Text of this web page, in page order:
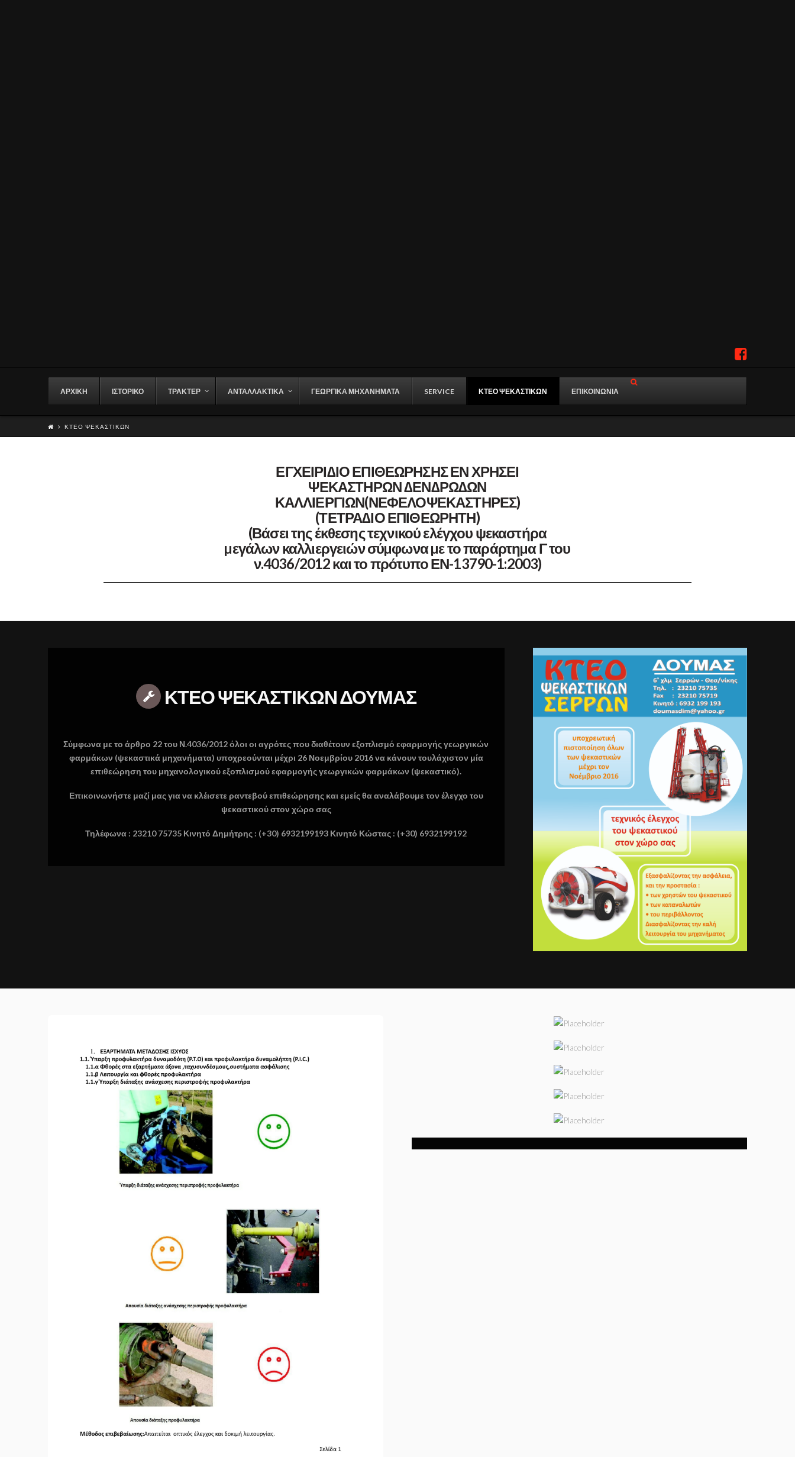
ΑΡΧΙΚΗ ΙΣΤΟΡΙΚΟ ΤΡΑΚΤΕΡ ΑΝΤΑΛΛΑΚΤΙΚΑ ΓΕΩΡΓΙΚΑ ΜΗΧΑΝΗΜΑΤΑ SERVICE ΚΤΕΟ ΨΕΚΑΣΤΙΚΩΝ ΕΠΙΚΟΙΝΩΝΙΑ
ΚΤΕΟ ΨΕΚΑΣΤΙΚΩΝ
ΕΓΧΕΙΡΙ∆ΙΟ ΕΠΙΘΕΩΡΗΣΗΣ ΕΝ ΧΡΗΣΕΙ
ΨΕΚΑΣΤΗΡΩΝ ∆ΕΝ∆ΡΩ∆ΩΝ
ΚΑΛΛΙΕΡΓΙΩΝ(ΝΕΦΕΛΟΨΕΚΑΣΤΗΡΕΣ)
(ΤΕΤΡΑ∆ΙΟ ΕΠΙΘΕΩΡΗΤΗ)
(Βάσει της έκθεσης τεχνικού ελέγχου ψεκαστήρα
µεγάλων καλλιεργειών σύµφωνα µε το παράρτηµα Γ του
ν.4036/2012 και το πρότυπο ΕΝ-13790-1:2003)
ΚΤΕΟ ΨΕΚΑΣΤΙΚΩΝ ΔΟΥΜΑΣ
Σύμφωνα με το άρθρο 22 του Ν.4036/2012 όλοι οι αγρότες που διαθέτουν εξοπλισμό εφαρμογής γεωργικών
φαρμάκων (ψεκαστικά μηχανήματα) υποχρεούνται μέχρι 26 Νοεμβρίου 2016 να κάνουν τουλάχιστον μία
επιθεώρηση του μηχανολογικού εξοπλισμού εφαρμογής γεωργικών φαρμάκων (ψεκαστικό).
Επικοινωνήστε μαζί μας για να κλέισετε ραντεβού επιθεώρησης και εμείς θα αναλάβουμε τον έλεγχο του
ψεκαστικού στον χώρο σας
Τηλέφωνα : 23210 75735 Κινητό Δημήτρης : (+30) 6932199193 Κινητό Κώστας : (+30) 6932199192